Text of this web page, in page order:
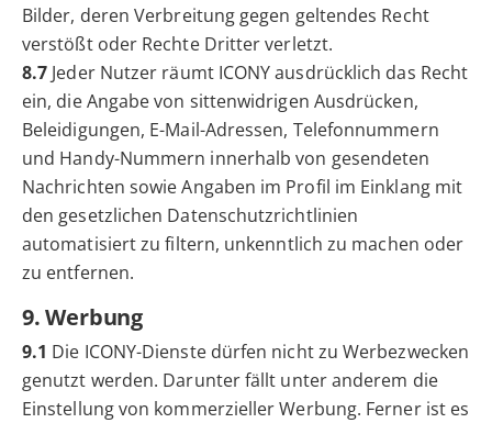
Bilder, deren Verbreitung gegen geltendes Recht
verstößt oder Rechte Dritter verletzt.
8.7 Jeder Nutzer räumt ICONY ausdrücklich das Recht
ein, die Angabe von sittenwidrigen Ausdrücken,
Beleidigungen, E-Mail-Adressen, Telefonnummern
und Handy-Nummern innerhalb von gesendeten
Nachrichten sowie Angaben im Profil im Einklang mit
den gesetzlichen Datenschutzrichtlinien
automatisiert zu filtern, unkenntlich zu machen oder
zu entfernen.
9. Werbung
9.1 Die ICONY-Dienste dürfen nicht zu Werbezwecken
genutzt werden. Darunter fällt unter anderem die
Einstellung von kommerzieller Werbung. Ferner ist es